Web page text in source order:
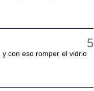
con eso romper el vidrio